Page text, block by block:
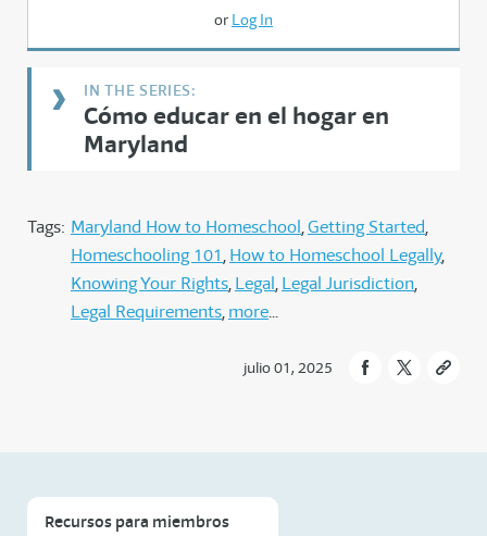
or Log In
Cómo educar en el hogar en
Maryland
Tags: Maryland How to Homeschool Getting Started
Homeschooling 101 How to Homeschool Legally
Knowing Your Rights Legal Legal Jurisdiction
Legal Requirements more
julio 01, 2025
Recursos para miembros